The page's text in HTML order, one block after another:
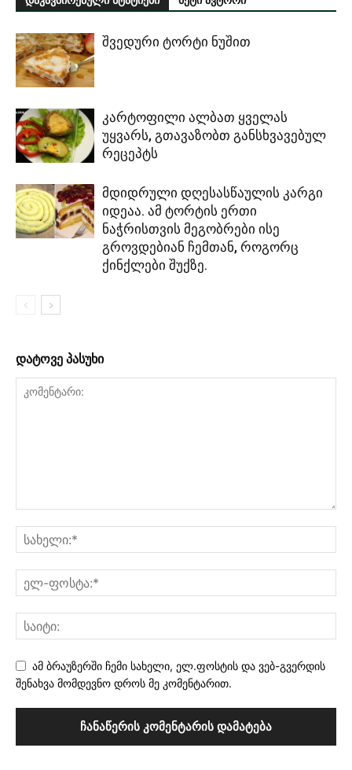
შვედური ტორტი ნუშით
კარტოფილი ალბათ ყველას
უყვარს, გთავაზობთ განსხვავებულ
რეცეპტს
მდიდრული დღესასწაულის კარგი
იდეაა. ამ ტორტის ერთი
ნაჭრისთვის მეგობრები ისე
გროვდებიან ჩემთან, როგორც
ქინქლები შუქზე.
დატოვე პასუხი
ამ ბრაუზერში ჩემი სახელი, ელ.ფოსტის და ვებ-გვერდის
შენახვა მომდევნო დროს მე კომენტარით.